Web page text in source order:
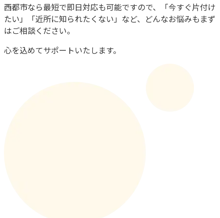
西都市なら最短で即日対応も可能ですので、「今すぐ片付け
たい」「近所に知られたくない」など、どんなお悩みもまず
はご相談ください。
心を込めてサポートいたします。